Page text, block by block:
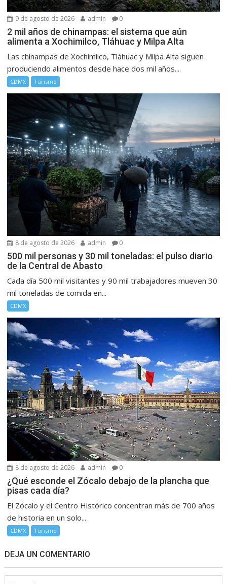
9 de agosto de 2026 admin 0
2 mil años de chinampas: el sistema que aún
alimenta a Xochimilco, Tláhuac y Milpa Alta
Las chinampas de Xochimilco, Tláhuac y Milpa Alta siguen
produciendo alimentos desde hace dos mil años....
CDMX Turismo
8 de agosto de 2026 admin 0
500 mil personas y 30 mil toneladas: el pulso diario
de la Central de Abasto
Cada día 500 mil visitantes y 90 mil trabajadores mueven 30
mil toneladas de comida en...
CDMX
8 de agosto de 2026 admin 0
¿Qué esconde el Zócalo debajo de la plancha que
pisas cada día?
El Zócalo y el Centro Histórico concentran más de 700 años
de historia en un solo...
CDMX Turismo
DEJA UN COMENTARIO